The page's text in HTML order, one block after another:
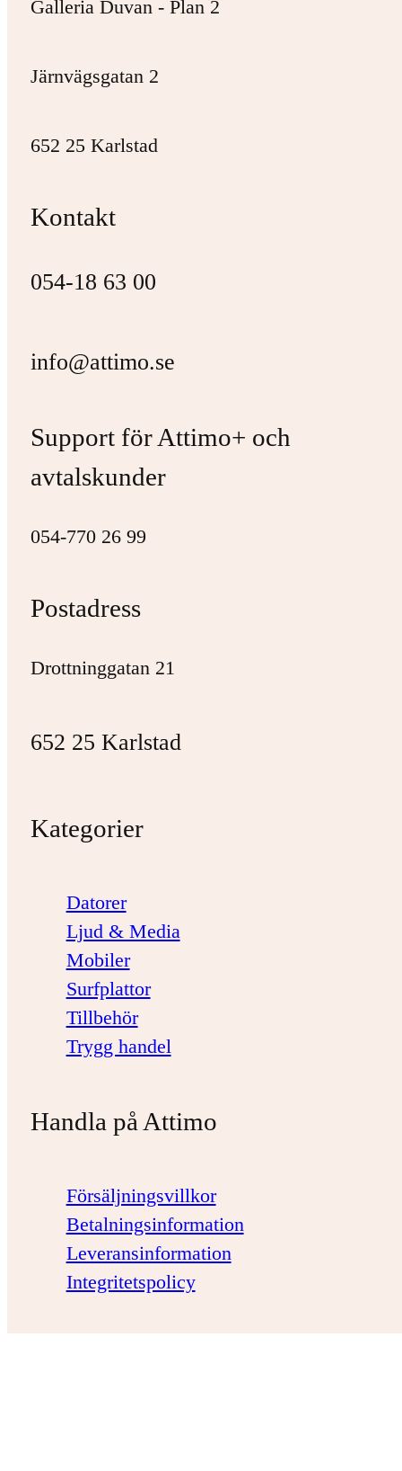
Galleria Duvan - Plan 2
Järnvägsgatan 2
652 25 Karlstad
Kontakt
054-18 63 00
info@attimo.se
Support för Attimo+ och
avtalskunder
054-770 26 99
Postadress
Drottninggatan 21
652 25 Karlstad
Kategorier
Datorer
Ljud & Media
Mobiler
Surfplattor
Tillbehör
Trygg handel
Handla på Attimo
Försäljningsvillkor
Betalningsinformation
Leveransinformation
Integritetspolicy